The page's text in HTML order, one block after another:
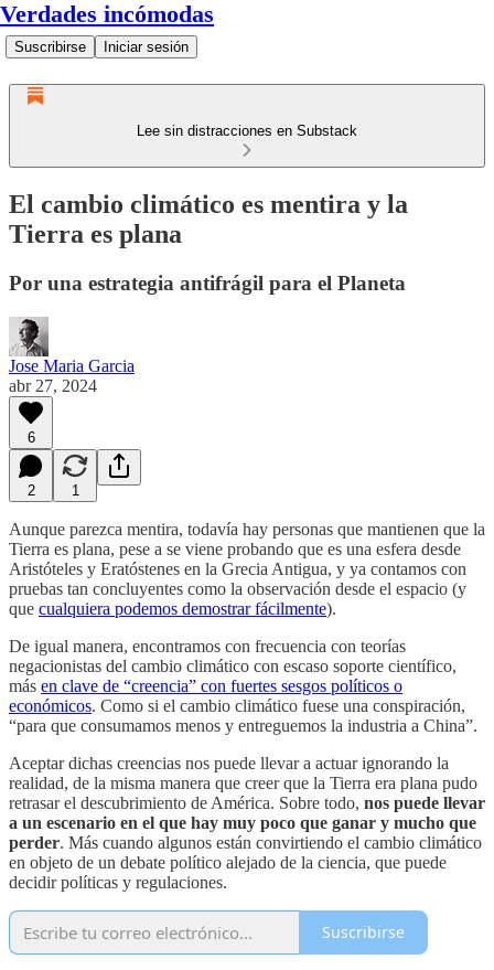
Verdades incómodas
Suscribirse Iniciar sesión
Lee sin distracciones en Substack
El cambio climático es mentira y la
Tierra es plana
Por una estrategia antifrágil para el Planeta
Jose Maria Garcia
abr 27, 2024
6
2 1
Aunque parezca mentira, todavía hay personas que mantienen que la
Tierra es plana, pese a se viene probando que es una esfera desde
Aristóteles y Eratóstenes en la Grecia Antigua, y ya contamos con
pruebas tan concluyentes como la observación desde el espacio (y
que cualquiera podemos demostrar fácilmente).
De igual manera, encontramos con frecuencia con teorías
negacionistas del cambio climático con escaso soporte científico,
más en clave de “creencia” con fuertes sesgos políticos o
económicos. Como si el cambio climático fuese una conspiración,
“para que consumamos menos y entreguemos la industria a China”.
Aceptar dichas creencias nos puede llevar a actuar ignorando la
realidad, de la misma manera que creer que la Tierra era plana pudo
retrasar el descubrimiento de América. Sobre todo, nos puede llevar
a un escenario en el que hay muy poco que ganar y mucho que
perder. Más cuando algunos están convirtiendo el cambio climático
en objeto de un debate político alejado de la ciencia, que puede
decidir políticas y regulaciones.
Suscribirse